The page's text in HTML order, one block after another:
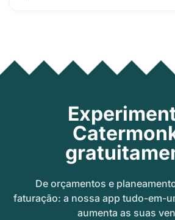
De orçamentos e
faturação: a nossa app tudo-em-
aumenta as suas